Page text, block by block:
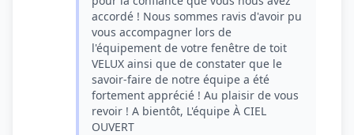
accordé ! Nous sommes ravis d'avoir pu
vous accompagner lors de
l'équipement de votre fenêtre de toit
VELUX ainsi que de constater que le
savoir-faire de notre équipe a été
fortement apprécié ! Au plaisir de vous
revoir ! A bientôt, L'équipe À CIEL
OUVERT